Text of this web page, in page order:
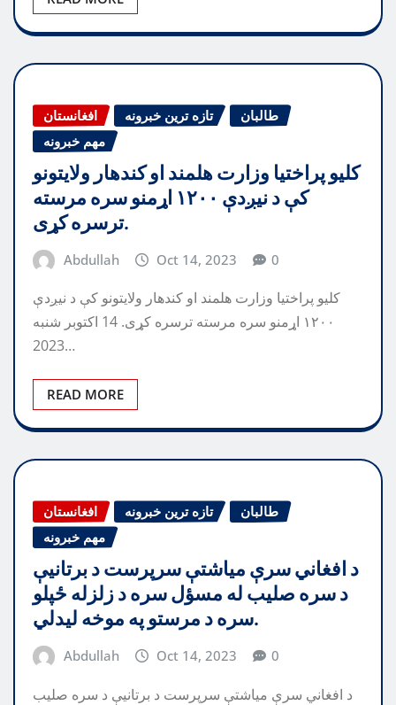
افغانستان تازه ترین خبرونه
طالبان
مهم خبرونه
کلیو پراختیا وزارت هلمند او کندهار ولایتونو
کې د نیږدې ۱۲۰۰ اړمنو سره مرسته
ترسره کړی.
Abdullah Oct 14, 2023 0
کلیو پراختیا وزارت هلمند او کندهار ولایتونو کې د نیږدې
۱۲۰۰ اړمنو سره مرسته ترسره کړی. 14 اکتوبر شنبه
2023…
READ MORE
افغانستان تازه ترین خبرونه
طالبان
مهم خبرونه
د افغاني سرې میاشتې سرپرست د برتانیې
د سره صلیب له مسؤل سره د زلزله ځپلو
سره د مرستو په موخه لیدلي.
Abdullah Oct 14, 2023 0
د افغاني سرې میاشتې سرپرست د برتانیې د سره صلیب